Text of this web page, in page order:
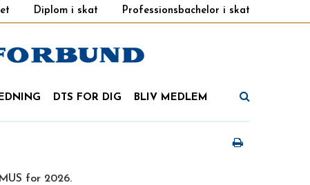
Diplom i skat Professionsbachelor i skat
DTS FOR DIG BLIV MEDLEM
for 2026.